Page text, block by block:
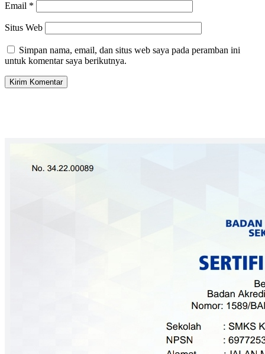
Email *
Situs Web
Simpan nama, email, dan situs web saya pada peramban ini
untuk komentar saya berikutnya.